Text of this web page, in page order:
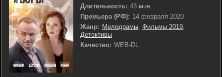
Длительность: 43 мин.
Премьера (РФ): 14 февраля 2020
Жанр: Мелодрамы, Фильмы 2019,
Детективы
Качество: WEB-DL